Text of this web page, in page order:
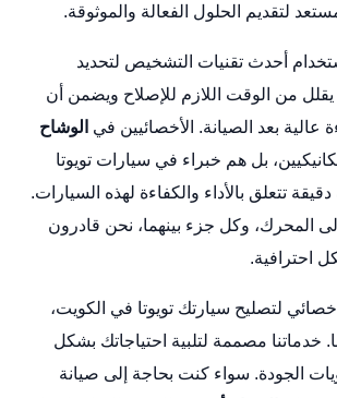
لتقديم الحلول الفعالة والموثوقة.
أحدث تقنيات التشخيص لتحديد
يقلل من الوقت اللازم للإصلاح ويضمن أن
عالية بعد الصيانة. الأخصائيين في الوشاح
بل هم خبراء في سيارات تويوتا
تتعلق بالأداء والكفاءة لهذه السيارات.
المحرك، وكل جزء بينهما، نحن قادرون
احترافية.
لتصليح سيارتك تويوتا في الكويت،
خدماتنا مصممة لتلبية احتياجاتك بشكل
الجودة. سواء كنت بحاجة إلى صيانة